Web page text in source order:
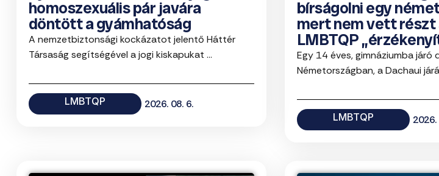
homoszexuális pár javára
döntött a gyámhatóság
A nemzetbiztonsági kockázatot jelentő Háttér
Társaság segítségével a jogi kiskapukat ...
LMBTQP 2026. 08. 6.
bírságolni egy
mert nem vett részt
LMBTQP
Egy 14 éves, gimnáziumba járó
Németországban, a Dachaui
LMBTQP 2026.